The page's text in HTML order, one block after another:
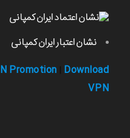
نشان اعتبار ایران کمپانی
Promotion Download
VPN